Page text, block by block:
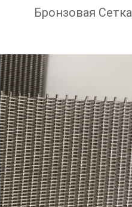
Бронзовая Сетка